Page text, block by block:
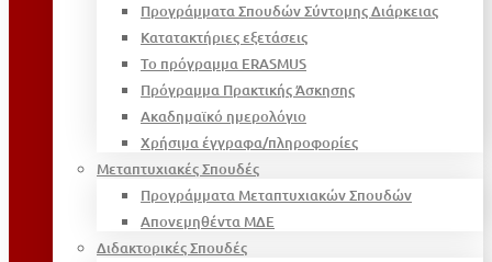
Προγράμματα Σπουδών Σύντομης Διάρκειας
Κατατακτήριες εξετάσεις
Το πρόγραμμα ERASMUS
Πρόγραμμα Πρακτικής Άσκησης
Ακαδημαϊκό ημερολόγιο
Χρήσιμα έγγραφα/πληροφορίες
Μεταπτυχιακές Σπουδές
Προγράμματα Μεταπτυχιακών Σπουδών
Απονεμηθέντα ΜΔΕ
Διδακτορικές Σπουδές